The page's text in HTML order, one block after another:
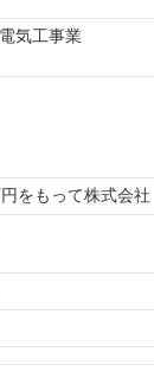
気工事業
をもって株式会